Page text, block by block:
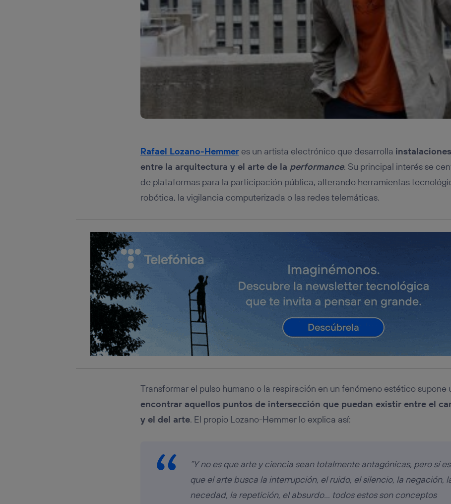
Rafael Lozano-Hemmeres un artista electrónico que desarrolla
entre la arquitectura y el arte de la performance. Su principal interés se
de plataformas para la participación pública, alterando herramientas
robótica, la vigilancia computerizada o las redes telemáticas.
Transformar el pulso humano o la respiración en un fenómeno estético supone
encontrar aquellos puntos de intersección que puedan existir entre el
y el del arte. El propio Lozano-Hemmer lo explica así:
“Y no es que arte y ciencia sean totalmente antagónicas, pero sí
que el arte busca la interrupción, el ruido, el silencio, la negación,
necedad, la repetición, el absurdo… todos estos son conceptos
conecte su dispositivo y consienta el uso de la tecnología recibirá el mismo
Típicamente:
Si utilizas una
(p. ej., Wi-Fi), el marketing o análisis
realizará en función de las actividades de navegación de los miembros del
hayan dado su consentimiento.
Si utilizasdatos móviles, el marketing será más personalizado, ya que se
únicamente en la navegación del usuario del móvil.
Puedes gestionar los consentimientos Utiq seleccionando “Administrar Utiq” en
inferior de esta página web o visitando el
portal de privacidad de Utiq
política de privacidad de Utiq.